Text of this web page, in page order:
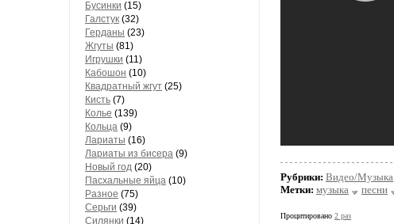
Бусинки (15)
Галстук (32)
Герданы (23)
Жгуты (81)
Игрушки (11)
Кабошон (10)
Квадратный жгут (25)
Кисть (7)
Колье (139)
Кольца (9)
Лариаты (16)
Лариаты из бисера (9)
Новый год (20)
Пасхальные яйца (10)
Разное (75)
Серьги (39)
Силянки (14)
Рубрики: Видео/Музыка
Метки: музыка песни
Процитировано 2 раз